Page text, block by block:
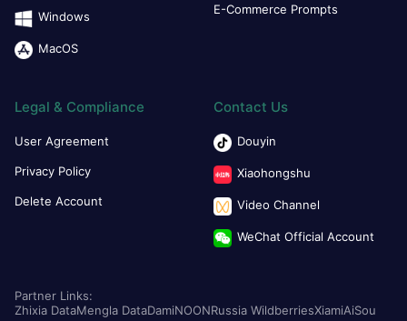
Windows
MacOS
E-Commerce Prompts
Legal & Compliance
User Agreement
Privacy Policy
Delete Account
Contact Us
Douyin
Xiaohongshu
Video Channel
WeChat Official Account
Partner Links:
Zhixia DataMengla DataDamiNOONRussia WildberriesXiamiAiSou